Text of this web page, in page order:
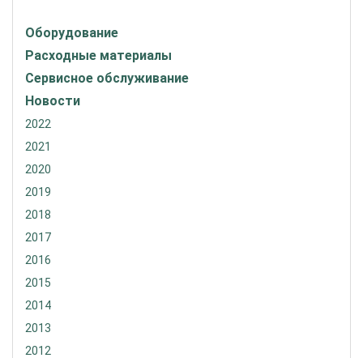
Оборудование
Расходные материалы
Сервисное обслуживание
Новости
2022
2021
2020
2019
2018
2017
2016
2015
2014
2013
2012